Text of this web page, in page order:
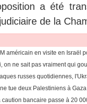
a été
de la
américain en visite en Israël
on ne sait pas vraiment qui
russes quotidiennes,
tue deux Palestiniens à
caution bancaire passe à 20